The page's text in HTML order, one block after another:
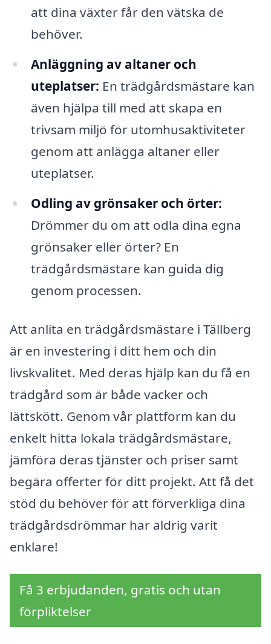
att dina växter får den vätska de
behöver.
Anläggning av altaner och
uteplatser: En trädgårdsmästare kan
även hjälpa till med att skapa en
trivsam miljö för utomhusaktiviteter
genom att anlägga altaner eller
uteplatser.
Odling av grönsaker och örter:
Drömmer du om att odla dina egna
grönsaker eller örter? En
trädgårdsmästare kan guida dig
genom processen.
Att anlita en trädgårdsmästare i Tällberg
är en investering i ditt hem och din
livskvalitet. Med deras hjälp kan du få en
trädgård som är både vacker och
lättskött. Genom vår plattform kan du
enkelt hitta lokala trädgårdsmästare,
jämföra deras tjänster och priser samt
begära offerter för ditt projekt. Att få det
stöd du behöver för att förverkliga dina
trädgårdsdrömmar har aldrig varit
enklare!
Få 3 erbjudanden, gratis och utan
förpliktelser